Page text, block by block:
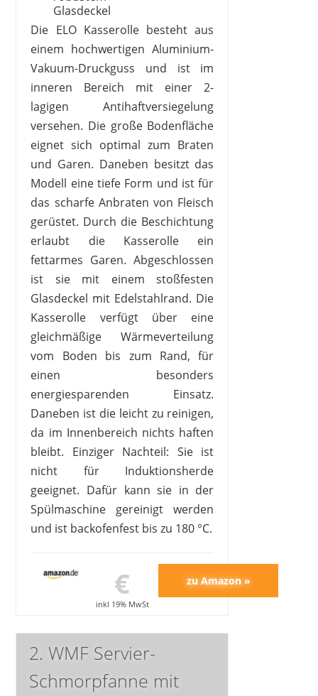
Glasdeckel
Die ELO Kasserolle besteht aus
einem hochwertigen Aluminium-
Vakuum-Druckguss und ist im
inneren Bereich mit einer 2-
lagigen Antihaftversiegelung
versehen. Die große Bodenfläche
eignet sich optimal zum Braten
und Garen. Daneben besitzt das
Modell eine tiefe Form und ist für
das scharfe Anbraten von Fleisch
gerüstet. Durch die Beschichtung
erlaubt die Kasserolle ein
fettarmes Garen. Abgeschlossen
ist sie mit einem stoßfesten
Glasdeckel mit Edelstahlrand. Die
Kasserolle verfügt über eine
gleichmäßige Wärmeverteilung
vom Boden bis zum Rand, für
einen besonders
energiesparenden Einsatz.
Daneben ist die leicht zu reinigen,
da im Innenbereich nichts haften
bleibt. Einziger Nachteil: Sie ist
nicht für Induktionsherde
geeignet. Dafür kann sie in der
Spülmaschine gereinigt werden
und ist backofenfest bis zu 180 °C.
€
inkl 19% MwSt
2. WMF Servier-
Schmorpfanne mit